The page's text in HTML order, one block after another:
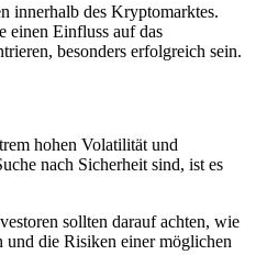
innerhalb des Kryptomarktes.
einen Einfluss auf das
besonders erfolgreich sein.
hohen Volatilität und
nach Sicherheit sind, ist es
sollten darauf achten, wie
die Risiken einer möglichen